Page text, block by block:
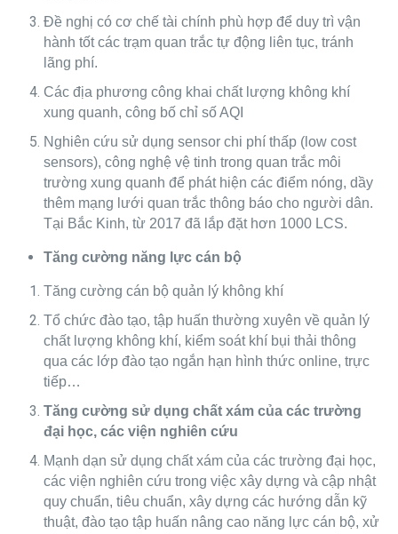
Đề nghị có cơ chế tài chính phù hợp để duy trì vận
hành tốt các trạm quan trắc tự động liên tục, tránh
lãng phí.
Các địa phương công khai chất lượng không khí
xung quanh, công bố chỉ số AQI
Nghiên cứu sử dụng sensor chi phí thấp (low cost
sensors), công nghệ vệ tinh trong quan trắc môi
trường xung quanh để phát hiện các điểm nóng, dầy
thêm mạng lưới quan trắc thông báo cho người dân.
Tại Bắc Kinh, từ 2017 đã lắp đặt hơn 1000 LCS.
Tăng cường năng lực cán bộ
Tăng cường cán bộ quản lý không khí
Tổ chức đào tạo, tập huấn thường xuyên về quản lý
chất lượng không khí, kiểm soát khí bụi thải thông
qua các lớp đào tạo ngắn hạn hình thức online, trực
tiếp…
Tăng cường sử dụng chất xám của các trường
đại học, các viện nghiên cứu
Mạnh dạn sử dụng chất xám của các trường đại học,
các viện nghiên cứu trong việc xây dựng và cập nhật
quy chuẩn, tiêu chuẩn, xây dựng các hướng dẫn kỹ
thuật, đào tạo tập huấn nâng cao năng lực cán bộ, xử